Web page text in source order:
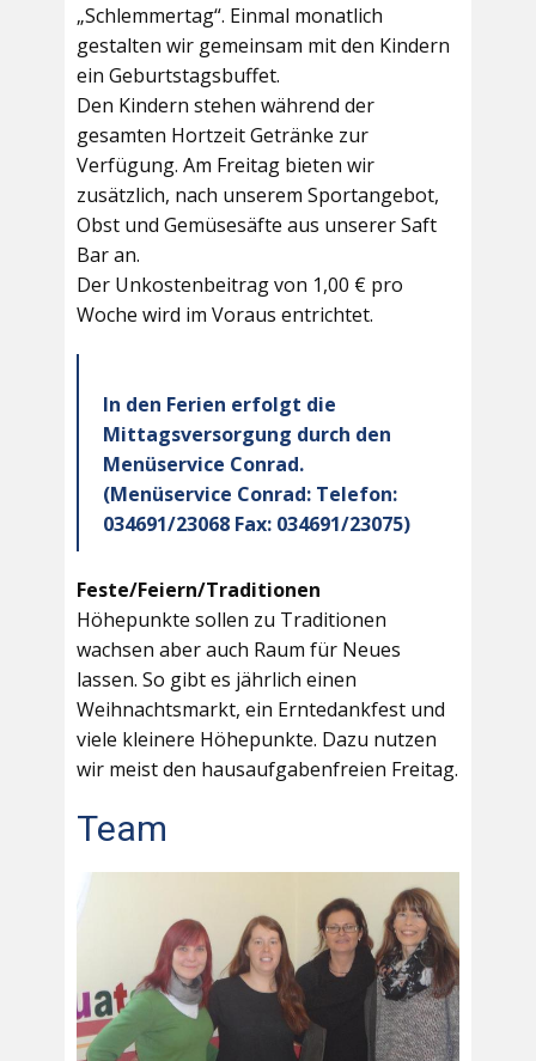
„Schlemmertag“. Einmal monatlich
gestalten wir gemeinsam mit den Kindern
ein Geburtstagsbuffet.
Den Kindern stehen während der
gesamten Hortzeit Getränke zur
Verfügung. Am Freitag bieten wir
zusätzlich, nach unserem Sportangebot,
Obst und Gemüsesäfte aus unserer Saft
Bar an.
Der Unkostenbeitrag von 1,00 € pro
Woche wird im Voraus entrichtet.
In den Ferien erfolgt die
Mittagsversorgung durch den
Menüservice Conrad.
(Menüservice Conrad: Telefon:
034691/23068 Fax: 034691/23075)
Feste/Feiern/Traditionen
Höhepunkte sollen zu Traditionen
wachsen aber auch Raum für Neues
lassen. So gibt es jährlich einen
Weihnachtsmarkt, ein Erntedankfest und
viele kleinere Höhepunkte. Dazu nutzen
wir meist den hausaufgabenfreien Freitag.
Team